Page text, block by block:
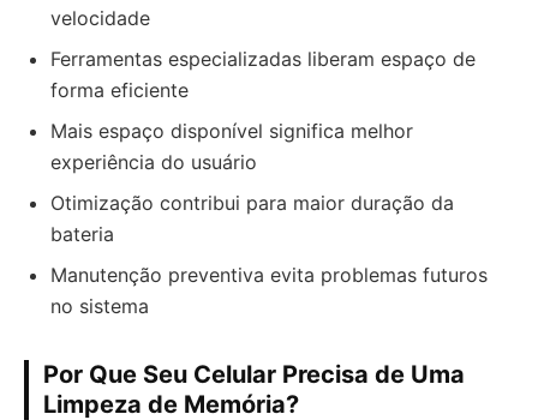
velocidade
Ferramentas especializadas liberam espaço de
forma eficiente
Mais espaço disponível significa melhor
experiência do usuário
Otimização contribui para maior duração da
bateria
Manutenção preventiva evita problemas futuros
no sistema
Por Que Seu Celular Precisa de Uma
Limpeza de Memória?